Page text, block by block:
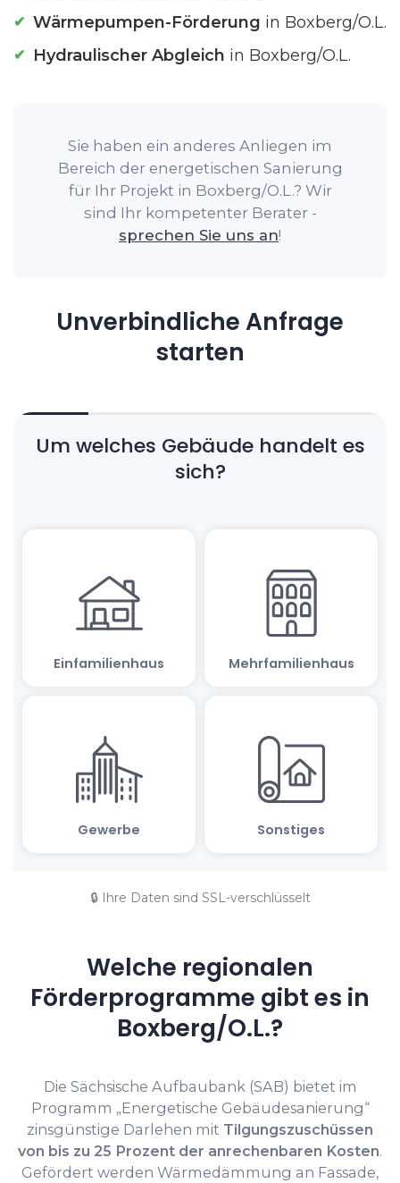
Wärmepumpen-Förderung in Boxberg/O.L.
Hydraulischer Abgleich in Boxberg/O.L.
Sie haben ein anderes Anliegen im
Bereich der energetischen Sanierung
für Ihr Projekt in Boxberg/O.L.? Wir
sind Ihr kompetenter Berater -
sprechen Sie uns an!
Unverbindliche Anfrage
starten
🔒 Ihre Daten sind SSL-verschlüsselt
Welche regionalen
Förderprogramme gibt es in
Boxberg/O.L.?
Die Sächsische Aufbaubank (SAB) bietet im
Programm „Energetische Gebäudesanierung“
zinsgünstige Darlehen mit Tilgungszuschüssen
von bis zu 25 Prozent der anrechenbaren Kosten.
Gefördert werden Wärmedämmung an Fassade,